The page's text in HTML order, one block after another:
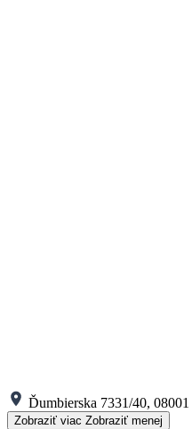
Ďumbierska 7331/40, 08001
Zobraziť viac Zobraziť menej